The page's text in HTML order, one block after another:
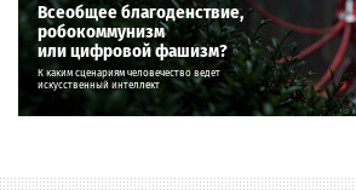
Всеобщее благоденствие,
робокоммунизм
или цифровой фашизм?
К каким сценариям человечество ведет
искусственный интеллект